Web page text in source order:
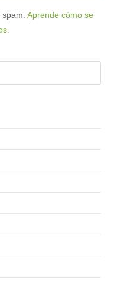
spam.Aprende cómo se